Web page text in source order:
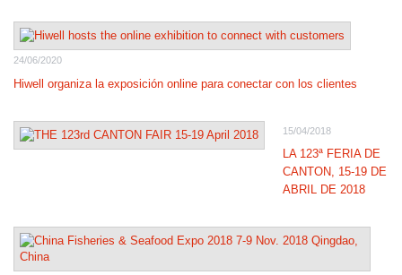
24/06/2020
Hiwell organiza la exposición online para conectar con los clientes
15/04/2018
LA 123ª FERIA DE
CANTON, 15-19 DE
ABRIL DE 2018